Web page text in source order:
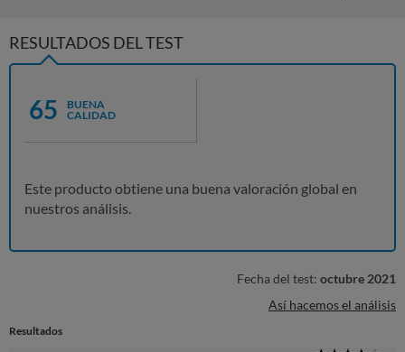
RESULTADOS DEL TEST
65
BUENA
CALIDAD
Este producto obtiene una buena valoración global en
nuestros análisis.
Fecha del test: octubre 2021
Así hacemos el análisis
Resultados